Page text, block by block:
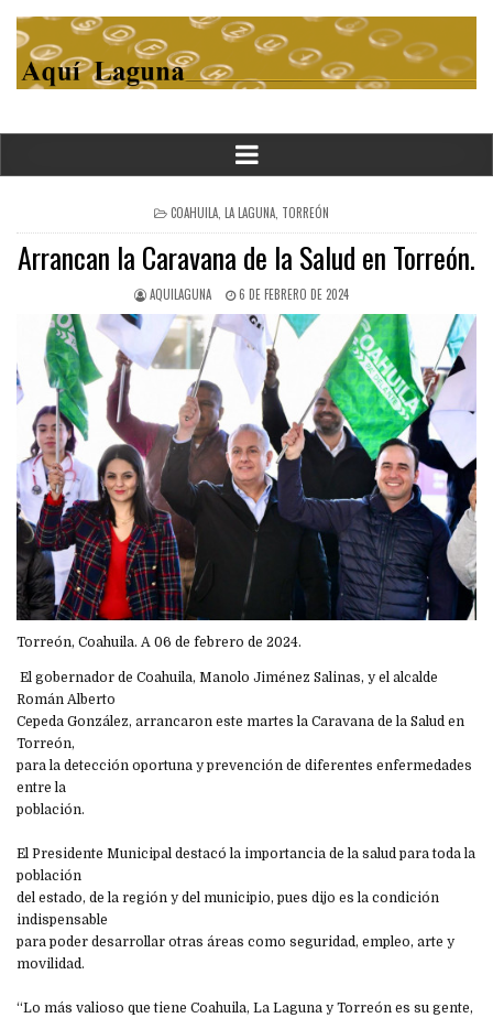
POSTED
IN
COAHUILA, LA LAGUNA, TORREÓN
Arrancan la Caravana de la Salud en Torreón.
AQUILAGUNA 6 DE FEBRERO DE 2024
Torreón, Coahuila. A 06 de febrero de 2024.
El gobernador de Coahuila, Manolo Jiménez Salinas, y el alcalde
Román Alberto
Cepeda González, arrancaron este martes la Caravana de la Salud en
Torreón,
para la detección oportuna y prevención de diferentes enfermedades
entre la
población.
El Presidente Municipal destacó la importancia de la salud para toda la
población
del estado, de la región y del municipio, pues dijo es la condición
indispensable
para poder desarrollar otras áreas como seguridad, empleo, arte y
movilidad.
“Lo más valioso que tiene Coahuila, La Laguna y Torreón es su gente,